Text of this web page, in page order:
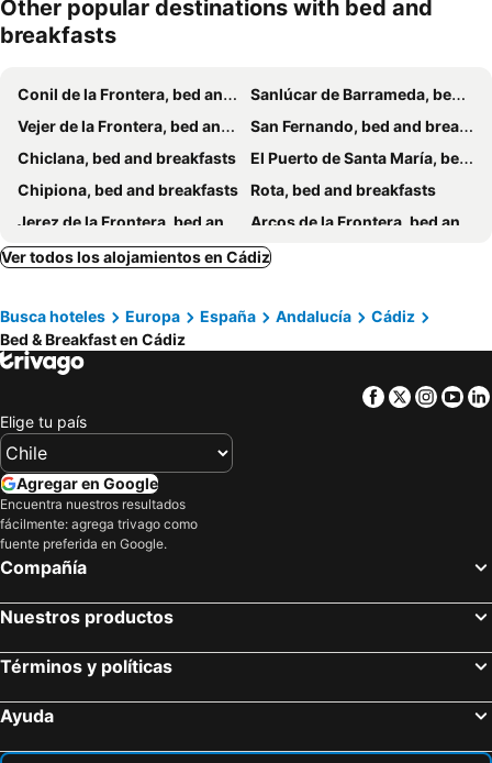
Other popular destinations with bed and
breakfasts
Conil de la Frontera, bed and breakfasts
Sanlúcar de Barrameda, bed and breakfasts
Vejer de la Frontera, bed and breakfasts
San Fernando, bed and breakfasts
Chiclana, bed and breakfasts
El Puerto de Santa María, bed and breakfasts
Chipiona, bed and breakfasts
Rota, bed and breakfasts
Jerez de la Frontera, bed and breakfasts
Arcos de la Frontera, bed and breakfasts
Puerto Real, bed and breakfasts
Medina-Sidonia, bed and breakfasts
Ver todos los alojamientos en Cádiz
Busca hoteles Europa España Andalucía
Cádiz
Bed & Breakfast en Cádiz
Facebook
Twitter
Elige tu país
Agregar en Google
Encuentra nuestros resultados
fácilmente: agrega trivago como
fuente preferida en Google.
Compañía
Nuestros productos
Términos y políticas
Ayuda